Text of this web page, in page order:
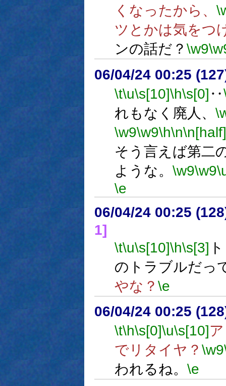
くなったから、
ツとかは気をつ
ンの話だ？ \w9
06/04/24 00:25
\t\u\s[10]\h\s[0] ‥
れもなく廃人、
\w9\w9\h\n\n[half]
そう言えば第二
ような。 \w9\w9
\e
06/04/24 00:25
1]
\t\u\s[10]\h\s[3]
のトラブルだっ
やな？ \e
06/04/24 00:25
\t\h\s[0]\u\s[10]
でリタイヤ？ \w9
われるね。 \e